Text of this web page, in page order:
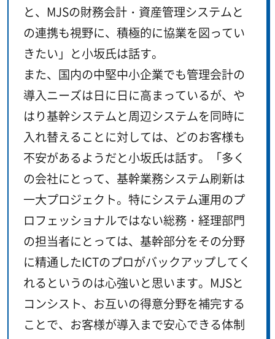
と、MJSの財務会計・資産管理システムと
の連携も視野に、積極的に協業を図ってい
きたい」と小坂氏は話す。
また、国内の中堅中小企業でも管理会計の
導入ニーズは日に日に高まっているが、や
はり基幹システムと周辺システムを同時に
入れ替えることに対しては、どのお客様も
不安があるようだと小坂氏は話す。「多く
の会社にとって、基幹業務システム刷新は
一大プロジェクト。特にシステム運用のプ
ロフェッショナルではない総務・経理部門
の担当者にとっては、基幹部分をその分野
に精通したICTのプロがバックアップしてく
れるというのは心強いと思います。MJSと
コンシスト、お互いの得意分野を補完する
ことで、お客様が導入まで安心できる体制